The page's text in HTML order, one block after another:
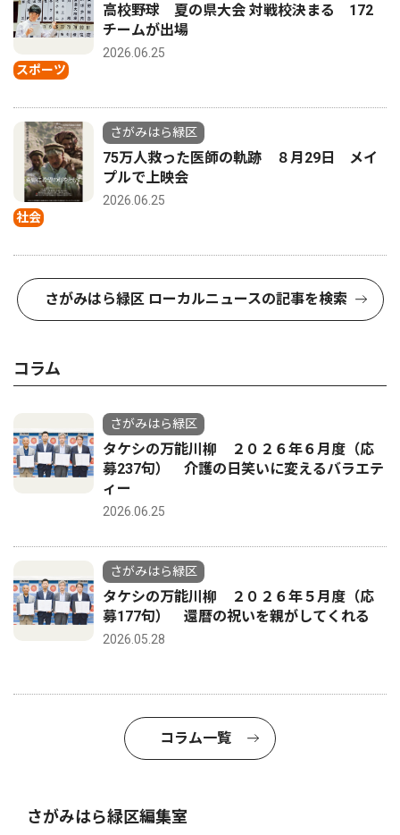
スポーツ
高校野球 夏の県大会 対戦校決まる 172
チームが出場
2026.06.25
社会
さがみはら緑区
75万人救った医師の軌跡 ８月29日 メイ
プルで上映会
2026.06.25
さがみはら緑区 ローカルニュースの記事を検索
コラム
さがみはら緑区
タケシの万能川柳 ２０２６年６月度（応
募237句） 介護の日笑いに変えるバラエテ
ィー
2026.06.25
さがみはら緑区
タケシの万能川柳 ２０２６年５月度（応
募177句） 還暦の祝いを親がしてくれる
2026.05.28
コラム一覧
さがみはら緑区編集室